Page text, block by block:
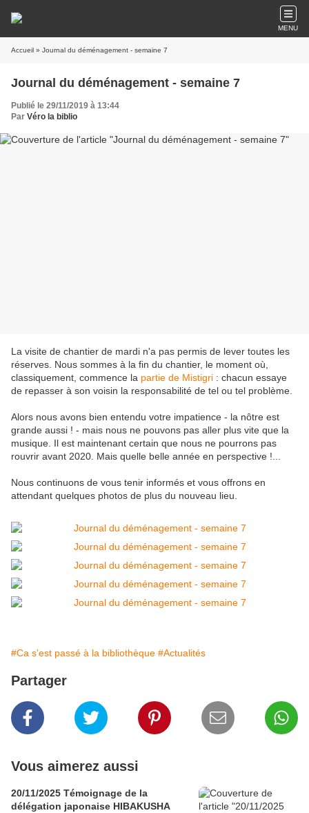
MENU
Accueil » Journal du déménagement - semaine 7
Journal du déménagement - semaine 7
Publié le 29/11/2019 à 13:44
Par Véro la biblio
La visite de chantier de mardi n'a pas permis de lever toutes les
réserves. Nous sommes à la fin du chantier, le moment où,
classiquement, commence la partie de Mistigri : chacun essaye
de repasser à son voisin la responsabilité de tel ou tel problème.
Alors nous avons bien entendu votre impatience - la nôtre est
grande aussi ! - mais nous ne pouvons pas aller plus vite que la
musique. Il est maintenant certain que nous ne pourrons pas
rouvrir avant 2020. Mais quelle belle année en perspective !...
Nous continuons de vous tenir informés et vous offrons en
attendant quelques photos de plus du nouveau lieu.
#Ca s'est passé à la bibliothèque #Actualités
Partager
Vous aimerez aussi
20/11/2025 Témoignage de la
délégation japonaise HIBAKUSHA